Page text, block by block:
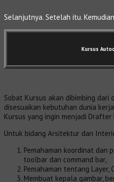
Selanjutnya. Setelah itu.
Kursus
Sobat Kursus akan dibimbing dari
disesuaikan kebutuhan dunia
Kursus yang ingin menjadi Drafter
Untuk bidang Arsitektur dan
Pemahaman koordinat dan
toolbar dan command bar,
Pemahaman tentang Layer,
Membuat kepala gambar,